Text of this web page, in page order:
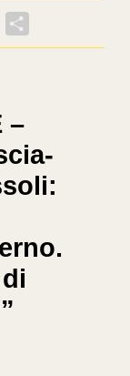
PrintFriendly
–